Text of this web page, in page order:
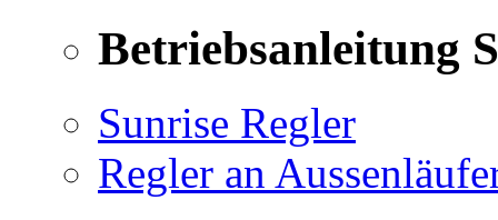
Betriebsanleitung
Sunrise Regler
Regler an